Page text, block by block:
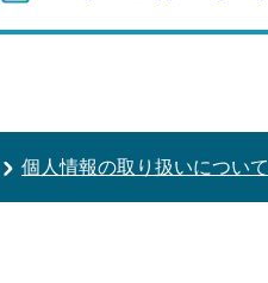
個人情報の取り扱いについて